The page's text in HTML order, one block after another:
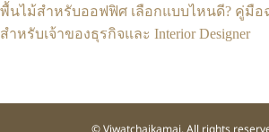
พื้นไม้สำหรับออฟฟิศ เลือกแบบไหนดี? คู่มือ
สำหรับเจ้าของธุรกิจและ Interior Designer